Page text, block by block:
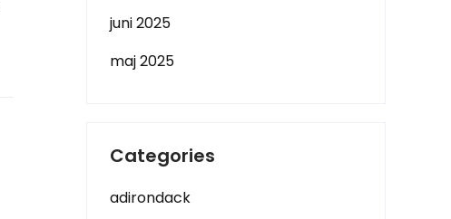
juni 2025
maj 2025
Categories
adirondack